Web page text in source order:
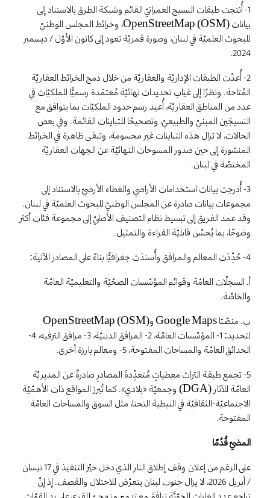
1- أُنتجت طبقات النسيج العمرانيّ القائم وشبكة الطرق بالاستناد إلى
بيانات OpenStreetMap (OSM)، وخرائط المجلس الوطنيّ
للبحوث العلميّة في لبنان، وصورة قمريّة تعود إلى كانون الأوّل / ديسمبر
2024.
2- أُعدّت الطبقات الإداريّة والعقاريّة من خلال دمج الخرائط العقاريّة
المُتاحة. ونظرًا إلى غياب تحديدات نهائيّة مُعتمَدة رسميًّا للملكيّات في
عدد من المناطق العقاريّة، أُعيد رسم حدود الملكيّات بما يتوافق مع
النسيجَين المبنيّ والطبيعيّ، وتصحيحًا للتباينات القائمة. وفي بعض
الحالات، لا تزال هذه التباينات غير محسومة، وتبقى ظاهرة في الخرائط
المنشورة إلى حين صدور المسوحات النهائيّة عن الجهات العقاريّة
المختصّة في لبنان.
3- أُدرجت بيانات استخدامات الأراضي والغطاء الأرضيّ بالاستناد إلى
مجموعات بيانات صادرة عن المجلس الوطنيّ للبحوث العلميّة في لبنان.
وقد عمد الفريق إلى تبسيط نظام التصنيف الأصليّ إلى مجموعة فئات أكثر
وضوحًا، بما يُحسّن قابليّة القراءة والتمثيل.
4- حُدِّدَت المعالم والمرافق وأُسندَت جغرافيًّا بناءً على المصادر الآتية:
أ. السجلّات العامّة وقوائم المؤسّسات الصحّيّة والتعليميّة العامّة
والخاصّة.
ب. منصّتا Google Maps وOpenStreetMap (OSM)
لتحديد: 1- المؤسّسات العامّة، 2- المرافق الدينيّة، 3- مرافق الترفيه، 4-
الحدائق العامّة والمساحات المفتوحة، 5- ومعالم بارزة أخرى.
5- تجمع طبقة التراث معطياتٍ مُتعدِّدةَ المصادرِ صادرةً عن المديريّة
العامّة للآثار (DGA) وجمعيّة «بلادي». كما تُبرز المواقع ذات الأهمّيّة
الاجتماعيّة-الثقافيّة في النبطية التحتا، مثل السوق والمساحات العامّة
المفتوحة.
المضيّ قُدُمًا
على الرغم من إعلان وقف إطلاق النار الذي دخل حيّز التنفيذ في 17 نيسان
/ أبريل 2026، لا يزال جنوب لبنان يتعرّض للاحتلال والقصف. إذ إنّ